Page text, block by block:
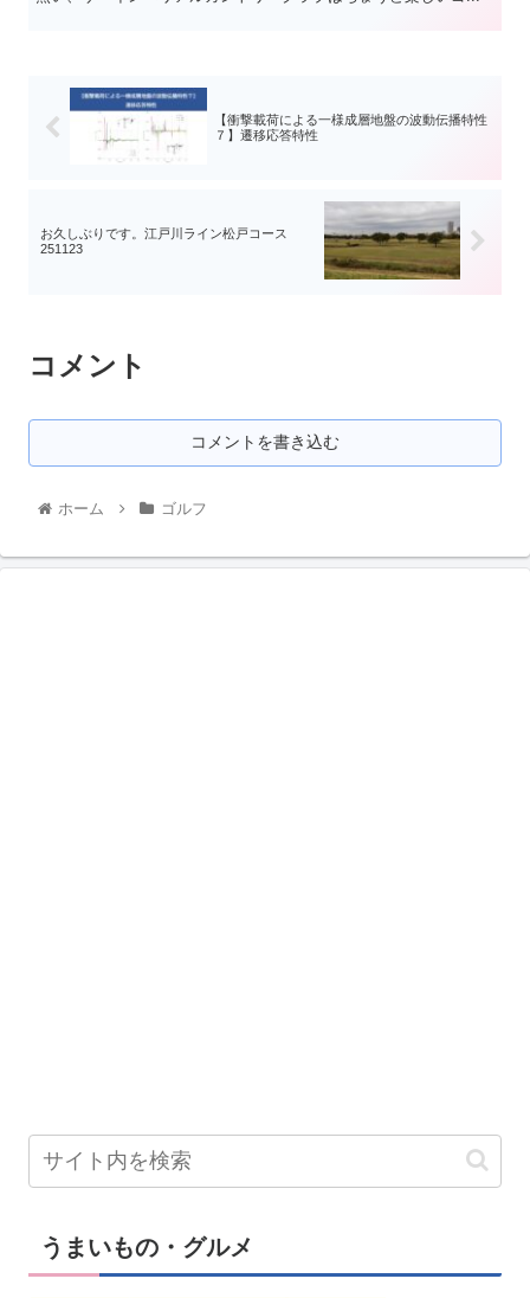
【衝撃載荷による一様成層地盤の波動伝播特性
７】遷移応答特性
お久しぶりです。江戸川ライン松戸コース
251123
コメント
コメントを書き込む
ホーム ゴルフ
うまいもの・グルメ